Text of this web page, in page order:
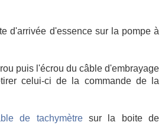
d'arrivée d'essence sur la pompe à
puis l'écrou du câble d'embrayage
celui-ci de la commande de la
de tachymètresur la boite de